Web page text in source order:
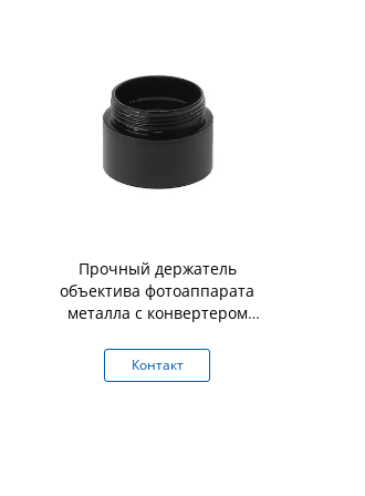
Прочный держатель
объектива фотоаппарата
металла с конвертером
держателя объектива М12
Контакт